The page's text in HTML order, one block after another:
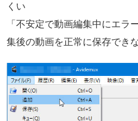
くい
「不安定で動画編集中にエラ
集後の動画を正常に保存でき